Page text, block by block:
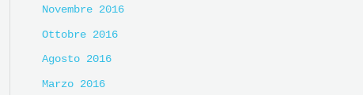
Novembre 2016
Ottobre 2016
Agosto 2016
Marzo 2016